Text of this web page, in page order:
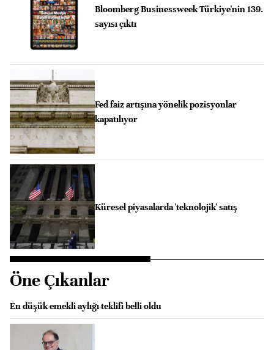
Bloomberg Businessweek Türkiye'nin 139.
sayısı çıktı
Fed faiz artışına yönelik pozisyonlar
kapatılıyor
Küresel piyasalarda 'teknolojik' satış
Öne Çıkanlar
En düşük emekli aylığı teklifi belli oldu